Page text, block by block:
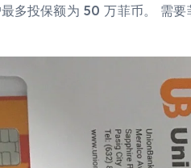
多投保额为 50 万菲币。 需要